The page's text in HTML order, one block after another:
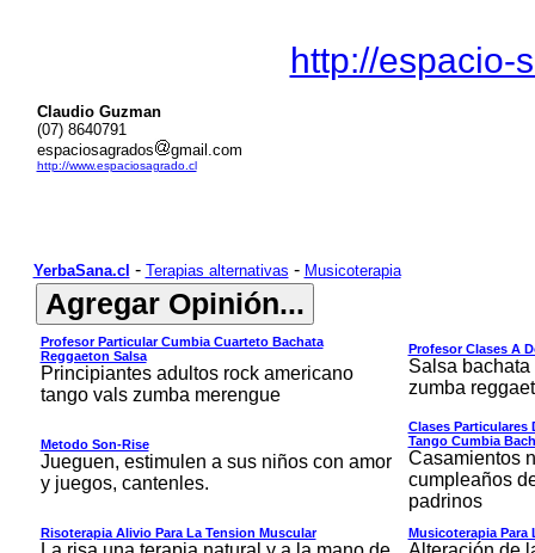
http://espacio-
Claudio Guzman
(07) 8640791
espaciosagrados
gmail.com
http://www.espaciosagrado.cl
YerbaSana.cl - Terapias alternativas - Musicoterapia
Profesor Particular Cumbia Cuarteto Bachata
Reggaeton Salsa
Principiantes adultos rock americano
tango vals zumba merengue
Profesor Clases A
Salsa
zumba
Metodo Son-Rise
Jueguen, estimulen a sus niños con amor
y juegos, cantenles.
Clases Particulares
Tango Cumbia
Casamientos
cumpleaños
padrinos
Risoterapia Alivio Para La Tension Muscular Musicoterapia Para